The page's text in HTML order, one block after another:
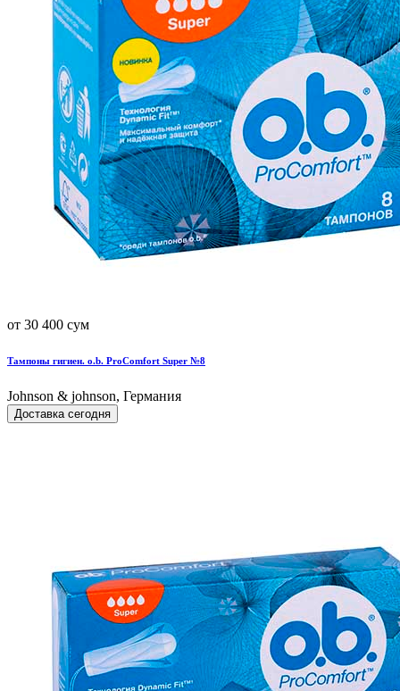
от 30 400 сум
Тампоны гигиен. o.b. ProComfort Super №8
Johnson & johnson, Германия
Доставка сегодня